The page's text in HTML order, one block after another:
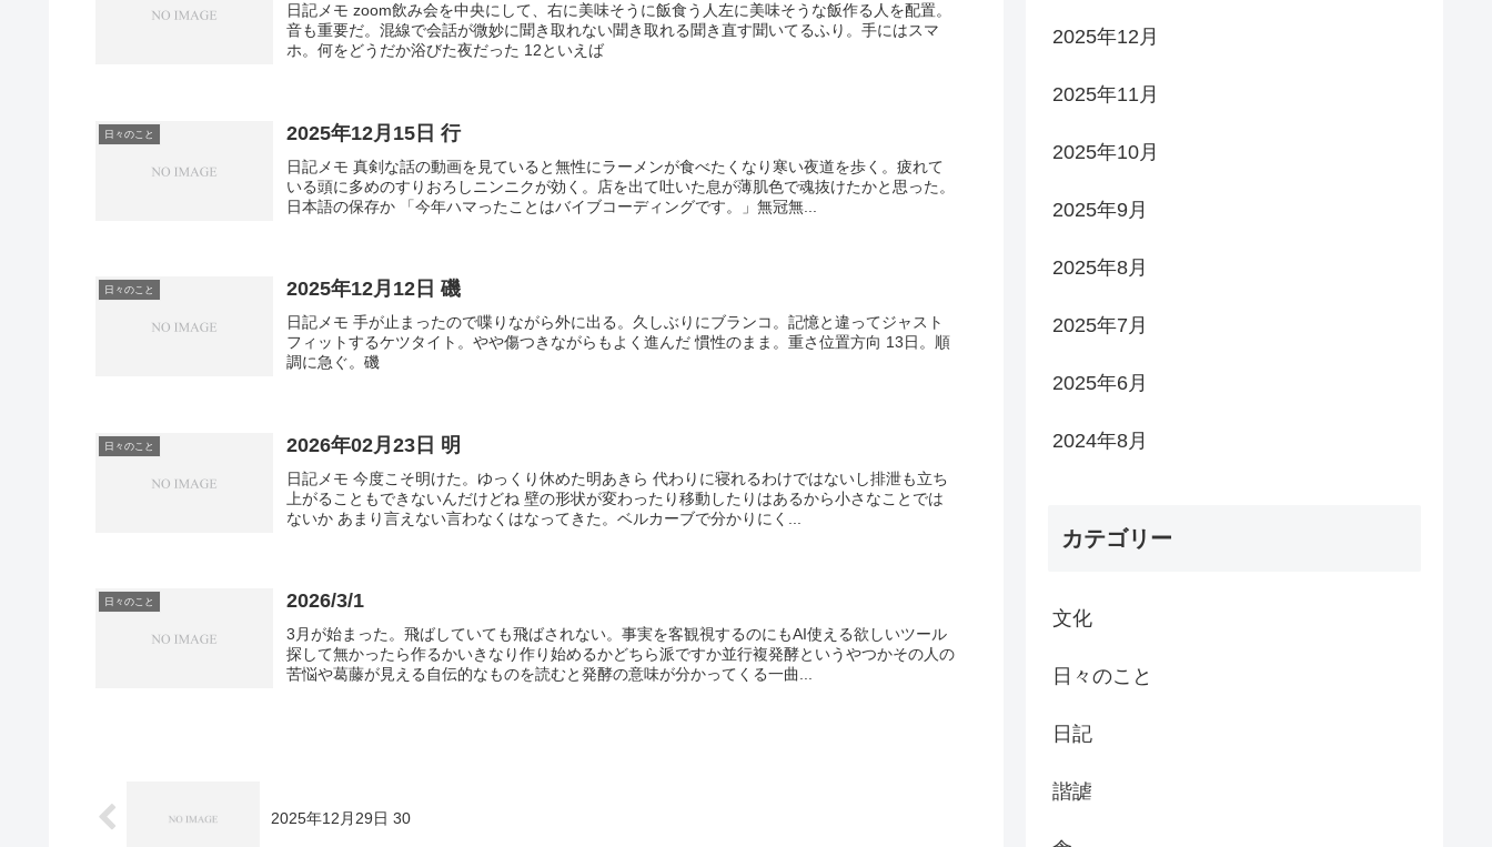
日記メモ zoom飲み会を中央にして、右に美味そうに飯食う人左に美味そうな飯作る人を配置。
音も重要だ。混線で会話が微妙に聞き取れない聞き取れる聞き直す聞いてるふり。手にはスマ
ホ。何をどうだか浴びた夜だった 12といえば
日々のこと 2025年12月15日 行
日記メモ 真剣な話の動画を見ていると無性にラーメンが食べたくなり寒い夜道を歩く。疲れて
いる頭に多めのすりおろしニンニクが効く。店を出て吐いた息が薄肌色で魂抜けたかと思った。
日本語の保存か 「今年ハマったことはバイブコーディングです。」無冠無...
日々のこと 2025年12月12日 磯
日記メモ 手が止まったので喋りながら外に出る。久しぶりにブランコ。記憶と違ってジャスト
フィットするケツタイト。やや傷つきながらもよく進んだ 慣性のまま。重さ位置方向 13日。順
調に急ぐ。磯
日々のこと 2026年02月23日 明
日記メモ 今度こそ明けた。ゆっくり休めた明あきら 代わりに寝れるわけではないし排泄も立ち
上がることもできないんだけどね 壁の形状が変わったり移動したりはあるから小さなことでは
ないか あまり言えない言わなくはなってきた。ベルカーブで分かりにく...
日々のこと 2026/3/1
3月が始まった。飛ばしていても飛ばされない。事実を客観視するのにもAI使える欲しいツール
探して無かったら作るかいきなり作り始めるかどちら派ですか並行複発酵というやつかその人の
苦悩や葛藤が見える自伝的なものを読むと発酵の意味が分かってくる一曲...
2025年12月29日 30
2025年12月
2025年11月
2025年10月
2025年9月
2025年8月
2025年7月
2025年6月
2024年8月
カテゴリー
文化
日々のこと
日記
諧謔